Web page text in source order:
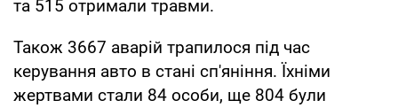
та 515 отримали травми.
Також 3667 аварій трапилося під час
керування авто в стані сп'яніння. Їхніми
жертвами стали 84 особи, ще 804 були